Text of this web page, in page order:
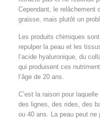
Cependant, le relâchement
graisse, mais plutôt un
Les produits chimiques
repulper la peau et les
l’acide hyaluronique, du
qui produisent ces
l’âge de 20 ans.
C’est la raison pour
des lignes, des rides, des
ou 40 ans. La peau peut ne